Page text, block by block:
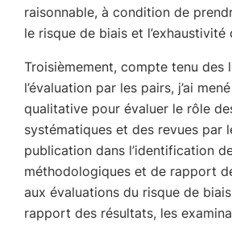
raisonnable, à condition de
le risque de biais et
Troisièmement, compte tenu des
l’évaluation par les pairs, j’ai
qualitative pour évaluer le rôle
systématiques et des revues par
publication dans l’identification
méthodologiques et de rapport
aux évaluations du risque de
rapport des résultats, les